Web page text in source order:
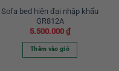
Sofa bed hiện đại nhập khẩu
GR812A
5.500.000 ₫
Thêm vào giỏ